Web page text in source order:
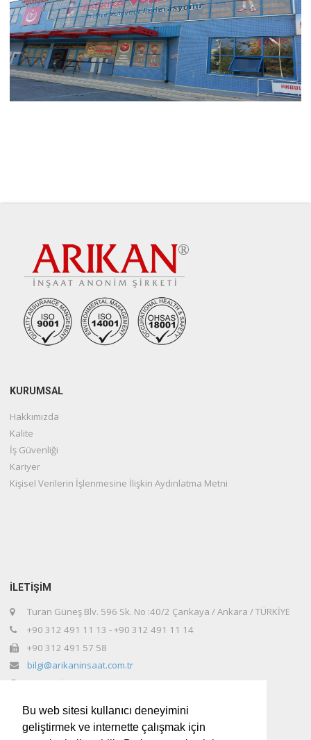
Bu web sitesi kullanıcı deneyimini
geliştirmek ve internette çalışmak için
KURUMSAL
Hakkımızda
Kalite
İş Güvenliği
Kariyer
Kişisel Verilerin İşlenmesine İlişkin Aydınlatma Metni
İLETİŞİM
Turan Güneş Blv. 596 Sk. No :40/2 Çankaya / Ankara / TÜRKİYE
+90 312 491 11 13 - +90 312 491 11 14
+90 312 491 57 58
bilgi@arikaninsaat.com.tr
www.arikaninsaat.com.tr